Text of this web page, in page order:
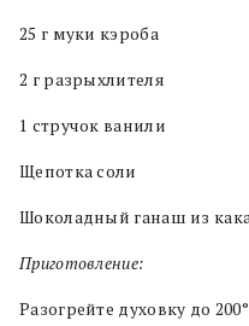
25 г муки кэроба
2 г разрыхлителя
1 стручок ванили
Щепотка соли
Шоколадный ганаш из
Приготовление:
Разогрейте духовку до